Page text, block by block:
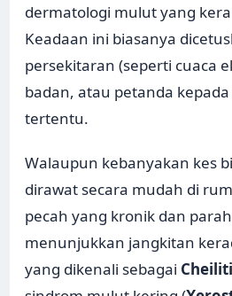
dermatologi mulut yang
Keadaan ini biasanya
persekitaran (seperti cuaca
badan, atau petanda
tertentu.
Walaupun kebanyakan kes
dirawat secara mudah di
pecah yang kronik dan
menunjukkan jangkitan
yang dikenali sebagai